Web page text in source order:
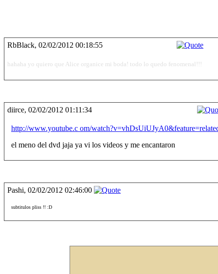
RbBlack, 02/02/2012 00:18:55
hahaha yo quiero que Alice organice mi boda! todo lo quedo fenomenal!!!
diirce, 02/02/2012 01:11:34
http://www.youtube.c om/
el meno del dvd jaja ya vi los videos y me encantaron
Pashi, 02/02/2012 02:46:00
subtitulos pliss !! :D